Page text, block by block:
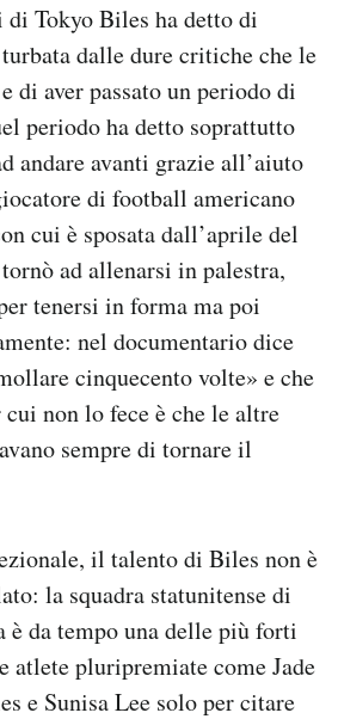
Tokyo Biles ha detto di
dalle dure critiche che le
di aver passato un periodo di
periodo ha detto soprattutto
andare avanti grazie all’aiuto
di football americano
cui è sposata dall’aprile del
ad allenarsi in palestra,
tenersi in forma ma poi
nel documentario dice
cinquecento volte» e che
non lo fece è che le altre
sempre di tornare il
il talento di Biles non è
la squadra statunitense di
è da tempo una delle più forti
atlete pluripremiate come Jade
e Sunisa Lee solo per citare